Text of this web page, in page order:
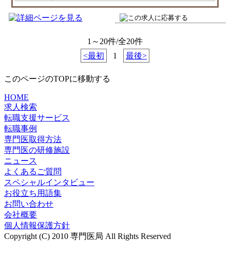
1～20件/全20件
<最初
1 最後>
このページのTOPに移動する
HOME
求人検索
転職支援サービス
転職事例
専門医取得方法
専門医の研修施設
ニュース
よくあるご質問
スペシャルインタビュー
お役立ち用語集
お問い合わせ
会社概要
個人情報保護方針
Copyright (C) 2010 専門医局 All Rights Reserved